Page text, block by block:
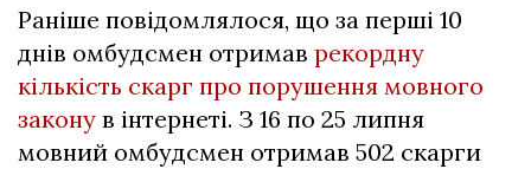
Раніше повідомлялося, що за перші 10
днів омбудсмен отримав рекордну
кількість скарг про порушення мовного
закону в інтернеті. З 16 по 25 липня
мовний омбудсмен отримав 502 скарги